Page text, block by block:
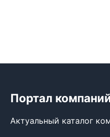
Портал
Актуальный каталог